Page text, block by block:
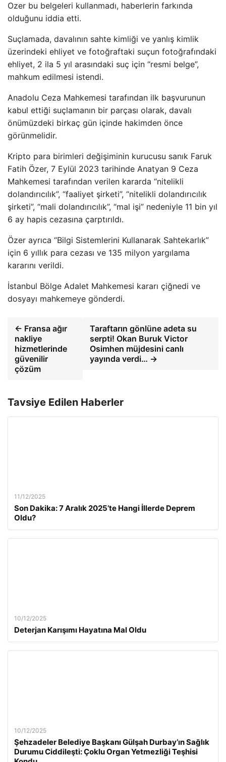
Ozer bu belgeleri kullanmadı, haberlerin farkında
olduğunu iddia etti.
Suçlamada, davalının sahte kimliği ve yanlış kimlik
üzerindeki ehliyet ve fotoğraftaki suçun fotoğrafındaki
ehliyet, 2 ila 5 yıl arasındaki suç için “resmi belge”,
mahkum edilmesi istendi.
Anadolu Ceza Mahkemesi tarafından ilk başvurunun
kabul ettiği suçlamanın bir parçası olarak, davalı
önümüzdeki birkaç gün içinde hakimden önce
görünmelidir.
Kripto para birimleri değişiminin kurucusu sanık Faruk
Fatih Özer, 7 Eylül 2023 tarihinde Anatyan 9 Ceza
Mahkemesi tarafından verilen kararda “nitelikli
dolandırıcılık”, “faaliyet şirketi”, “nitelikli dolandırıcılık
şirketi”, “mali dolandırıcılık”, “mal işi” nedeniyle 11 bin yıl
6 ay hapis cezasına çarptırıldı.
Özer ayrıca “Bilgi Sistemlerini Kullanarak Sahtekarlık”
için 6 yıllık para cezası ve 135 milyon yargılama
kararını verildi.
İstanbul Bölge Adalet Mahkemesi kararı çiğnedi ve
dosyayı mahkemeye gönderdi.
← Fransa ağır
nakliye
hizmetlerinde
güvenilir
çözüm
Taraftarın gönlüne adeta su
serpti! Okan Buruk Victor
Osimhen müjdesini canlı
yayında verdi… →
Tavsiye Edilen Haberler
11/12/2025
Son Dakika: 7 Aralık 2025’te Hangi İllerde Deprem
Oldu?
10/12/2025
Deterjan Karışımı Hayatına Mal Oldu
10/12/2025
Şehzadeler Belediye Başkanı Gülşah Durbay’ın Sağlık
Durumu Ciddileşti: Çoklu Organ Yetmezliği Teşhisi